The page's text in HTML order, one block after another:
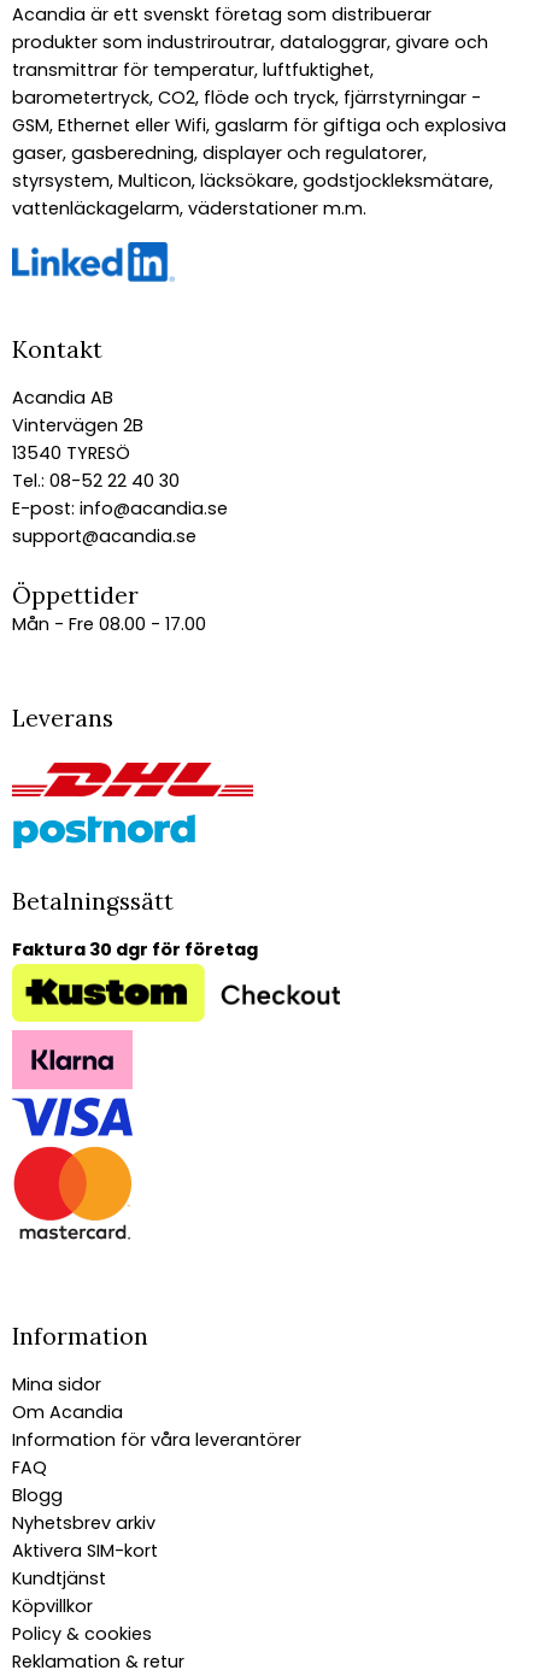
Acandia är ett svenskt företag som distribuerar
produkter som industriroutrar, dataloggrar, givare och
transmittrar för temperatur, luftfuktighet,
barometertryck, CO2, flöde och tryck, fjärrstyrningar -
GSM, Ethernet eller Wifi, gaslarm för giftiga och explosiva
gaser, gasberedning, displayer och regulatorer,
styrsystem, Multicon, läcksökare, godstjockleksmätare,
vattenläckagelarm, väderstationer m.m.
Kontakt
Acandia AB
Vintervägen 2B
13540 TYRESÖ
Tel.: 08-52 22 40 30
E-post: info@acandia.se
support@acandia.se
Öppettider
Mån - Fre 08.00 - 17.00
Leverans
Betalningssätt
Faktura 30 dgr för företag
Information
Mina sidor
Om Acandia
Information för våra leverantörer
FAQ
Blogg
Nyhetsbrev arkiv
Aktivera SIM-kort
Kundtjänst
Köpvillkor
Policy & cookies
Reklamation & retur